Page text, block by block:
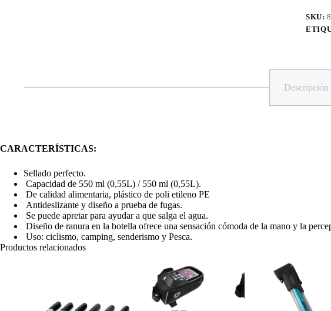
SKU:
Descripción
CARACTERÍSTICAS:
Sellado perfecto.
Capacidad de 550 ml (0,55L) / 550 ml (0,55L).
De calidad alimentaria, plástico de poli etileno PE
Antideslizante y diseño a prueba de fugas.
Se puede apretar para ayudar a que salga el agua.
Diseño de ranura en la botella ofrece una sensación cómoda de la mano y la
Uso: ciclismo, camping, senderismo y Pesca.
Productos relacionados